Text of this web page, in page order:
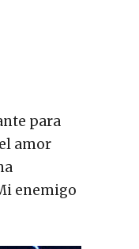
para
amor
enemigo